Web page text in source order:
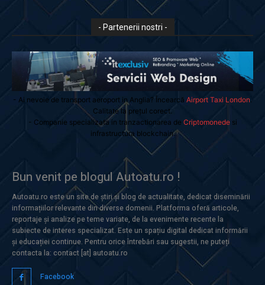
- Partenerii nostri -
- Ai nevoie de transport aeroport in Anglia? Încearcă Airport Taxi London
Calitate la prețul corect.
- Companie specializata in tranzactionarea de Criptomonedesi
infrastructura blockchain.
Bun venit pe blogul Autoatu.ro !
Autoatu.ro este un site de știri și blog de actualitate, dedicat diseminării
informațiilor relevante din diverse domenii. Platforma oferă articole,
reportaje și analize pe teme variate, de la evenimente recente la
subiecte de interes specializat. Este un spațiu digital dedicat informării
și educației continue. Pentru orice întrebări sau sugestii, ne puteți
contacta la: contact [at] autoatu.ro
Facebook